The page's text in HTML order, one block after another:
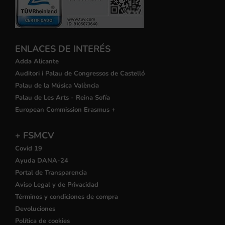
ENLACES DE INTERÉS
Adda Alicante
Auditori i Palau de Congressos de Castelló
Palau de la Música València
Palau de Les Arts - Reina Sofía
European Commission Erasmus +
+ FSMCV
Covid 19
Ayuda DANA-24
Portal de Transparencia
Aviso Legal y de Privacidad
Términos y condiciones de compra
Devoluciones
Política de cookies